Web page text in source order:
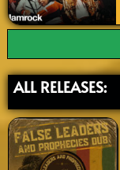
ALL RELEASES: